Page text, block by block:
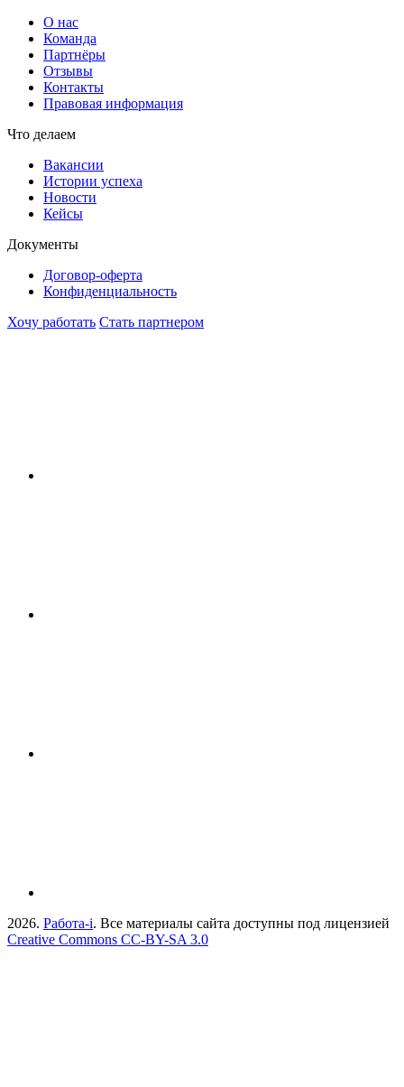
О нас
Команда
Партнёры
Отзывы
Контакты
Правовая информация
Что делаем
Вакансии
Истории успеха
Новости
Кейсы
Документы
Договор-оферта
Конфиденциальность
Хочу работать Стать партнером
2026. Работа-i. Все материалы сайта доступны под лицензией
Creative Commons СС-BY-SA 3.0